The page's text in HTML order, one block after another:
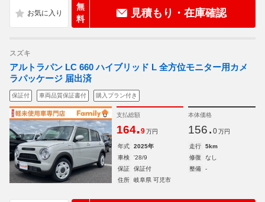
無
料
見積もり・在庫確認
スズキ
アルトラパン LC 660 ハイブリッド L 全方位モニター用カメ
ラパッケージ 届出済
保証付 車両品質保証書付 購入プラン付き
支払総額
164.9 万円
本体価格
156. 0 万円
年式 2025年 走行
5km
車検
'28/9 修復
なし
保証
保証付 整備
-
住所
岐阜県 可児市